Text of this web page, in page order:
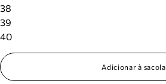
38
39
40
Adicionar à sacola